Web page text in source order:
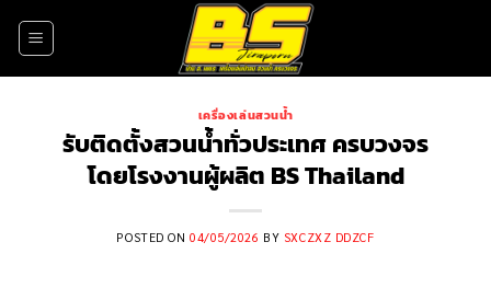
เครื่องเล่นสวนน้ำ
รับติดตั้งสวนน้ำทั่วประเทศ ครบวงจร
โดยโรงงานผู้ผลิต BS Thailand
POSTED ON 04/05/2026 BY SXCZXZ DDZCF